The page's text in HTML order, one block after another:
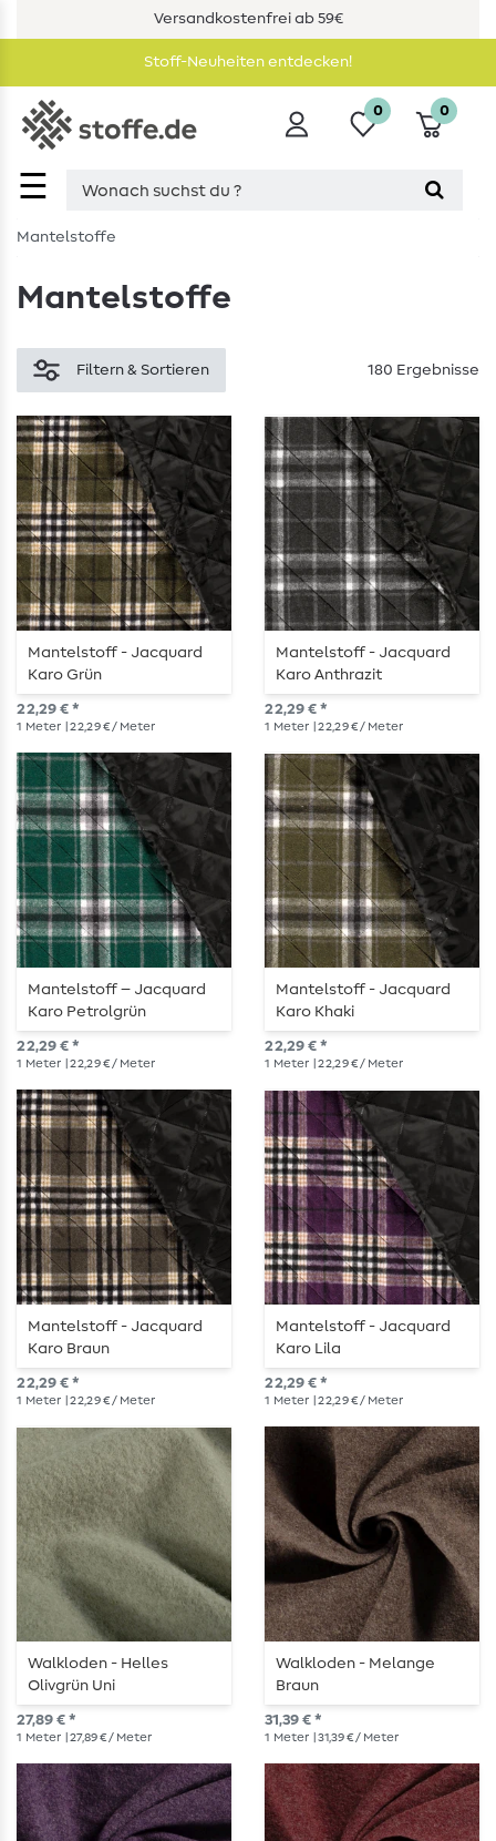
Versandkostenfrei ab 59€
Stoff-Neuheiten entdecken!
☰
0 0
Mantelstoffe
Mantelstoffe
Filtern & Sortieren 180 Ergebnisse
Mantelstoff - Jacquard
Karo Grün
22,29 € *
1 Meter | 22,29 € / Meter
Mantelstoff - Jacquard
Karo Anthrazit
22,29 € *
1 Meter | 22,29 € / Meter
Mantelstoff – Jacquard
Karo Petrolgrün
22,29 € *
1 Meter | 22,29 € / Meter
Mantelstoff - Jacquard
Karo Khaki
22,29 € *
1 Meter | 22,29 € / Meter
Mantelstoff - Jacquard
Karo Braun
22,29 € *
1 Meter | 22,29 € / Meter
Mantelstoff - Jacquard
Karo Lila
22,29 € *
1 Meter | 22,29 € / Meter
Walkloden - Helles
Olivgrün Uni
27,89 € *
1 Meter | 27,89 € / Meter
Walkloden - Melange
Braun
31,39 € *
1 Meter | 31,39 € / Meter